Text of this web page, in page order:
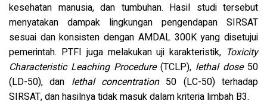
kesehatan manusia, dan tumbuhan. Hasil studi tersebut
menyatakan dampak lingkungan pengendapan SIRSAT
sesuai dan konsisten dengan AMDAL 300K yang disetujui
pemerintah. PTFI juga melakukan uji karakteristik, Toxicity
Characteristic Leaching Procedure(TCLP), lethal dose50
(LD-50), dan lethal concentration50 (LC-50) terhadap
SIRSAT, dan hasilnya tidak masuk dalam kriteria limbah B3.